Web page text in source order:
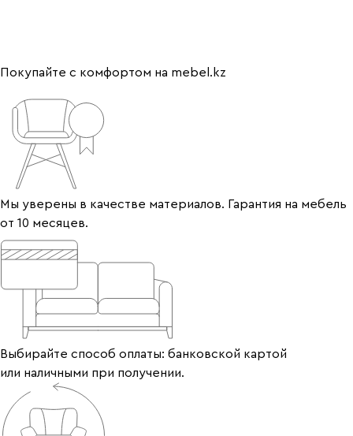
Покупайте с комфортом на mebel.kz
Мы уверены в качестве материалов. Гарантия на мебель
от 10 месяцев.
Выбирайте способ оплаты: банковской картой
или наличными при получении.